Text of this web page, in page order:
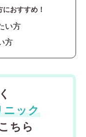
おすすめ！
い方
方
ニック
ちら